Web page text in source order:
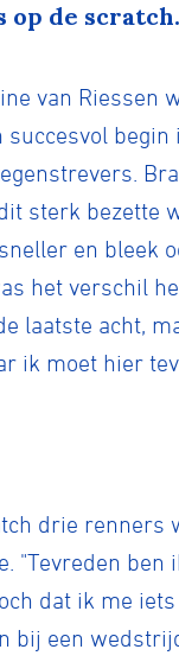
op de scratch.
van Riessen
succesvol
sterk bezette
en bleek
het verschil
laatste acht,
ik moet hier
drie
"Tevreden
dat ik me
bij een